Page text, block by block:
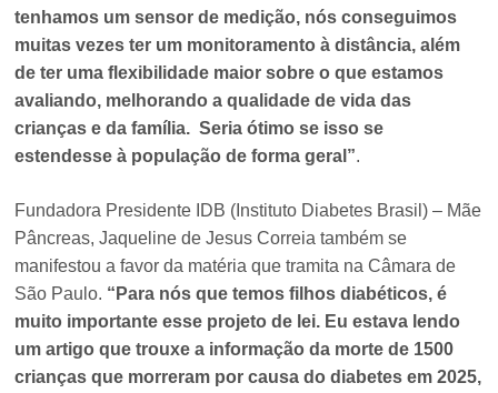
tenhamos um sensor de medição, nós conseguimos
muitas vezes ter um monitoramento à distância, além
de ter uma flexibilidade maior sobre o que estamos
avaliando, melhorando a qualidade de vida das
crianças e da família. Seria ótimo se isso se
estendesse à população de forma geral”.
Fundadora Presidente IDB (Instituto Diabetes Brasil) – Mãe
Pâncreas, Jaqueline de Jesus Correia também se
manifestou a favor da matéria que tramita na Câmara de
São Paulo. “Para nós que temos filhos diabéticos, é
muito importante esse projeto de lei. Eu estava lendo
um artigo que trouxe a informação da morte de 1500
crianças que morreram por causa do diabetes em 2025,